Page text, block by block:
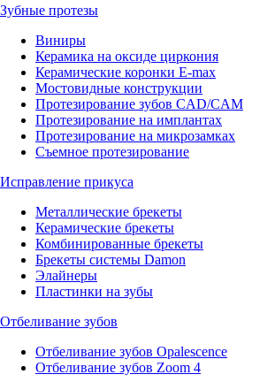
Зубные протезы
Виниры
Керамика на оксиде циркония
Керамические коронки E-max
Мостовидные конструкции
Протезирование зубов CAD/CAM
Протезирование на имплантах
Протезирование на микрозамках
Съемное протезирование
Исправление прикуса
Металлические брекеты
Керамические брекеты
Комбинированные брекеты
Брекеты системы Damon
Элайнеры
Пластинки на зубы
Отбеливание зубов
Отбеливание зубов Opalescence
Отбеливание зубов Zoom 4